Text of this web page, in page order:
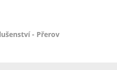
- Přerov